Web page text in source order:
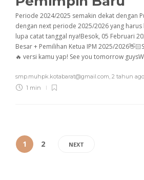
Periode 2024/2025 semakin dekat dengan
dengan next periode 2025/2026 yang harus
lupa catat tanggal nya!Besok, 05 Februari
Besar + Pemilihan Ketua IPM 2025/
🔥 versi kamu yap! See you tomorrow
smp.muhpk.kotabarat@gmail.com, 2 tahun ago
1 min
1 2 NEXT